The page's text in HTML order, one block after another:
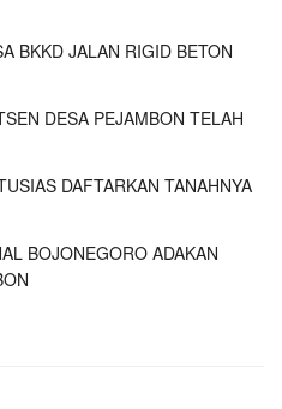
BKKD JALAN RIGID BETON
DESA PEJAMBON TELAH
DAFTARKAN TANAHNYA
BOJONEGORO ADAKAN